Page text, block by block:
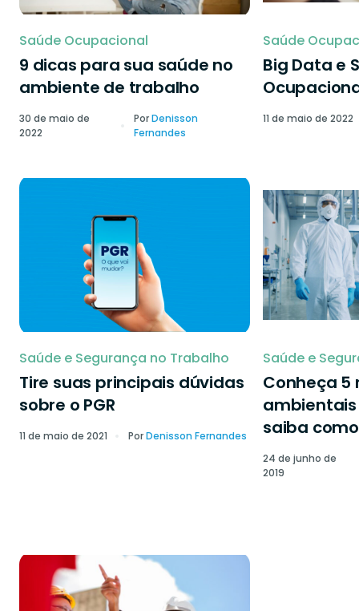
Saúde Ocupacional
9 dicas para sua saúde no
ambiente de trabalho
30 de maio de
2022
PorDenisson
Fernandes
Saúde
Big Data e
11 de maio de 2022
Saúde e Segurança no Trabalho
Tire suas principais dúvidas
sobre o PGR
11 de maio de 2021 PorDenisson Fernandes
Saúde e
Conheça 5
saiba
24 de junho de
2019